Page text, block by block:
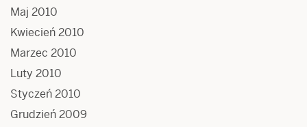
Maj 2010
Kwiecień 2010
Marzec 2010
Luty 2010
Styczeń 2010
Grudzień 2009